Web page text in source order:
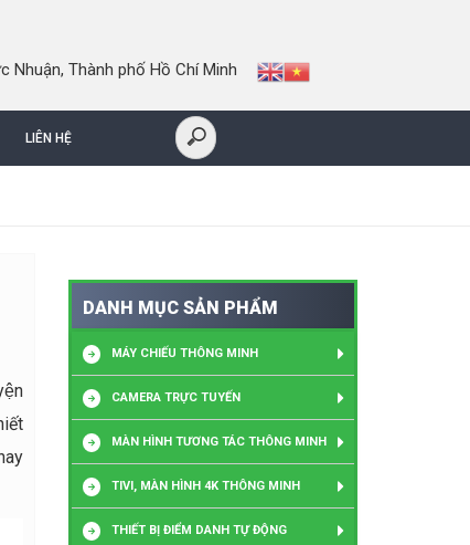
Nhuận, Thành phố Hồ Chí Minh
LIÊN HỆ
DANH MỤC SẢN PHẨM
MÁY CHIẾU THÔNG MINH
CAMERA TRỰC TUYẾN
MÀN HÌNH TƯƠNG TÁC THÔNG MINH
TIVI, MÀN HÌNH 4K THÔNG MINH
THIẾT BỊ ĐIỂM DANH TỰ ĐỘNG